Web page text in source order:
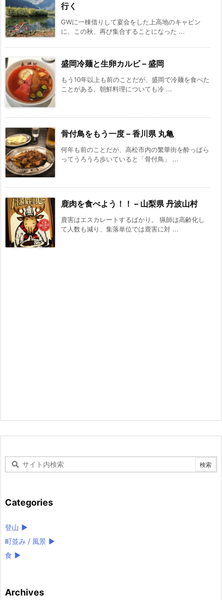
行く
GWに一棟借りして宴会をした上高地のキャビン
に、この秋、再び集合することになった ...
盛岡冷麺と生卵カルビ – 盛岡
もう10年以上も前のことだが、盛岡で冷麺を食べた
ことがある。朝鮮料理についても冷 ...
骨付鳥をもう一度 – 香川県 丸亀
何年も前のことだが、高松市内の繁華街を酔っぱら
ってうろうろ歩いていると「骨付鳥」 ...
鹿肉を食べよう！！ – 山梨県 丹波山村
鹿害はエスカレートするばかり。 猟師は高齢化し
て人数も減り、集落単位では鹿害に対 ...
Categories
登山 ►
町並み / 風景 ►
食 ►
Archives